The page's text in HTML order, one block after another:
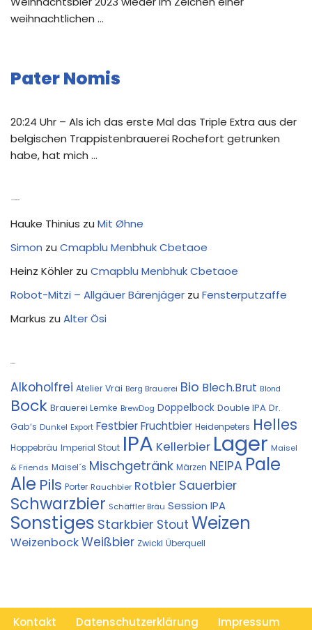
weihnachtlichen …
Pater Nomis
20:24 Uhr – Als ich das erste Mal das Triple Extra aus der
belgischen Trappistenbrauerei Rochefort getrunken
habe, hat mich …
Hauke Thinius zu Mit Øhne
Simon zu Cmapblu Menbhuk Cbetaoe
Heinz Köhler zu Cmapblu Menbhuk Cbetaoe
Robot-Mitzi – Allgäuer Bärenjäger zu Fensterputzaffe
Markus zu Alter Ösi
Alkoholfrei Atelier Vrai Berg Brauerei Bio Blech.Brut Blond
Bock Brauerei Lemke BrewDog Doppelbock Double IPA Dr.
Gab‘s Dunkel Export FestbierFruchtbier Heidenpeters Helles
Hoppebräu Imperial Stout IPA Kellerbier Lager Maisel
& Friends Maisel´s Mischgetränk Märzen NEIPA Pale
Ale Pils Porter Rauchbier Rotbier Sauerbier
Schwarzbier Schäffler Bräu Session IPA
Sonstiges Starkbier Stout Weizen
WeizenbockWeißbier Zwickl Überquell
Kontakt Datenschutzerklärung Impressum